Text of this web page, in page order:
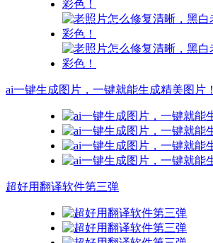
ai一键生成图片，一键就能生成精美图片！
超好用翻译软件第三弹